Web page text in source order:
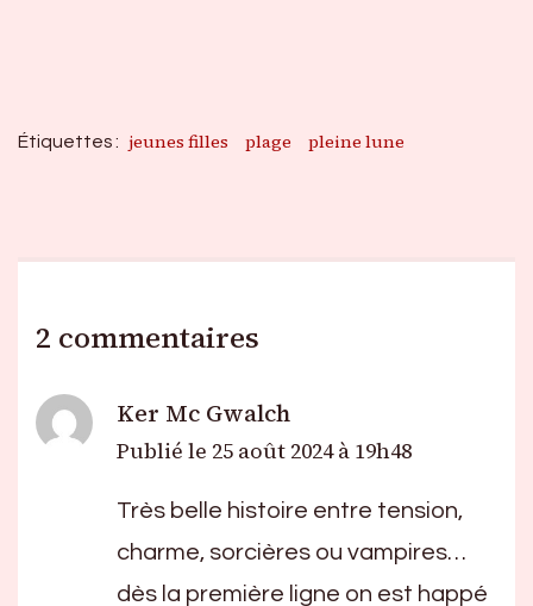
Étiquettes : jeunes filles plage pleine lune
2 commentaires
Ker Mc Gwalch
Publié le 25 août 2024 à 19h48
Très belle histoire entre tension,
charme, sorcières ou vampires…
dès la première ligne on est happé